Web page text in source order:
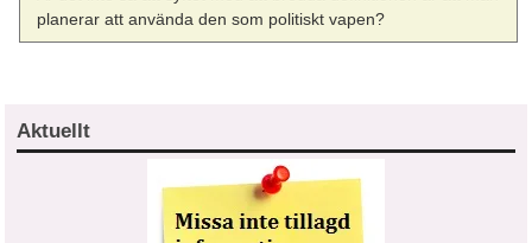
planerar att använda den som politiskt vapen?
Aktuellt